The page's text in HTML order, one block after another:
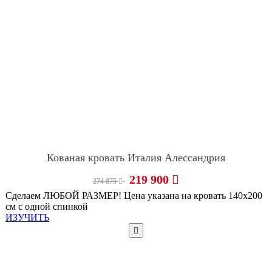
Кованая кровать Италия Алессандрия
274 875 219 900
Сделаем ЛЮБОЙ РАЗМЕР! Цена указана на кровать 140х200
см с одной спинкой
ИЗУЧИТЬ